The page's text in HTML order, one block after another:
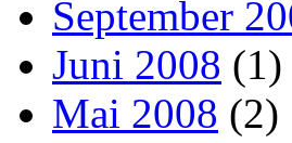
September
Juni 2008 (1)
Mai 2008 (2)